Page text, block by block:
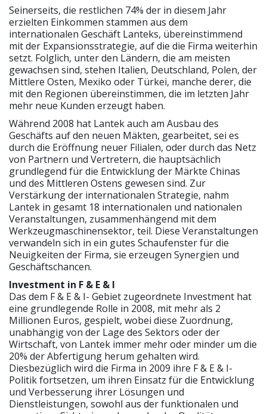
Seinerseits, die restlichen 74% der in diesem Jahr
erzielten Einkommen stammen aus dem
internationalen Geschäft Lanteks, übereinstimmend
mit der Expansionsstrategie, auf die die Firma weiterhin
setzt. Folglich, unter den Ländern, die am meisten
gewachsen sind, stehen Italien, Deutschland, Polen, der
Mittlere Osten, Mexiko oder Türkei, manche derer, die
mit den Regionen übereinstimmen, die im letzten Jahr
mehr neue Kunden erzeugt haben.
Während 2008 hat Lantek auch am Ausbau des
Geschäfts auf den neuen Mäkten, gearbeitet, sei es
durch die Eröffnung neuer Filialen, oder durch das Netz
von Partnern und Vertretern, die hauptsächlich
grundlegend für die Entwicklung der Märkte Chinas
und des Mittleren Ostens gewesen sind. Zur
Verstärkung der internationalen Strategie, nahm
Lantek in gesamt 18 internationalen und nationalen
Veranstaltungen, zusammenhängend mit dem
Werkzeugmaschinensektor, teil. Diese Veranstaltungen
verwandeln sich in ein gutes Schaufenster für die
Neuigkeiten der Firma, sie erzeugen Synergien und
Geschäftschancen.
Investment in F & E & I
Das dem F & E & I- Gebiet zugeordnete Investment hat
eine grundlegende Rolle in 2008, mit mehr als 2
Millionen Euros, gespielt, wobei diese Zuordnung,
unabhängig von der Lage des Sektors oder der
Wirtschaft, von Lantek immer mehr oder minder um die
20% der Abfertigung herum gehalten wird.
Diesbezüglich wird die Firma in 2009 ihre F & E & I-
Politik fortsetzen, um ihren Einsatz für die Entwicklung
und Verbesserung ihrer Lösungen und
Dienstleistungen, sowohl aus der funktionalen und